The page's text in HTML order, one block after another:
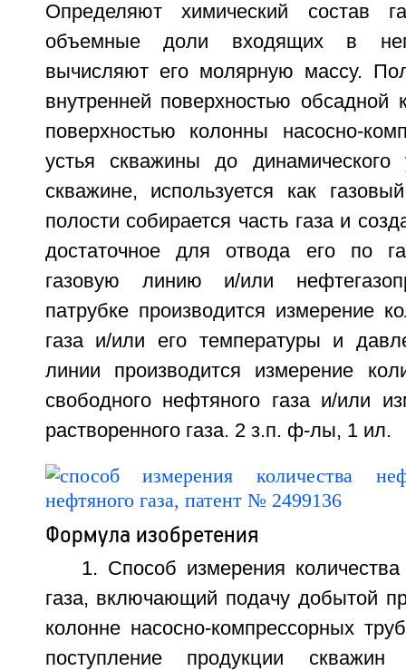
Определяют химический состав
объемные доли входящих в
вычисляют его молярную массу.
внутренней поверхностью
поверхностью колонны насосно-
устья скважины до
скважине, используется как
полости собирается часть газа и
достаточное для отвода его по
газовую линию и/или
патрубке производится измерение
газа и/или его температуры и
линии производится измерение
свободного нефтяного газа и/или
растворенного газа. 2 з.п. ф-лы, 1 ил.
Формула изобретения
1. Способ измерения
газа, включающий подачу добытой
колонне насосно-компрессорных
поступление продукции скважин